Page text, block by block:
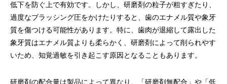
低下を防ぐ上で有効です。しかし、研磨剤の粒子が粗すぎたり、
過度なブラッシング圧をかけたりすると、歯のエナメル質や象牙
質を傷つける可能性があります。特に、歯肉が退縮して露出した
象牙質はエナメル質よりも柔らかく、研磨剤によって削られやす
いため、知覚過敏を引き起こす原因となることもあります。
研磨剤の配合量は製品によって異なり、「研磨剤無配合」や「低